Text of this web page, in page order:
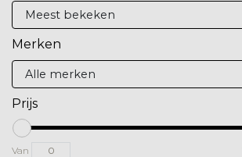
Merken
Prijs
Van